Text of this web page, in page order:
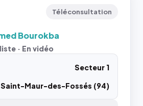
Téléconsultation
Bourokba
· En vidéo
Secteur 1
Saint-Maur-des-Fossés (94)